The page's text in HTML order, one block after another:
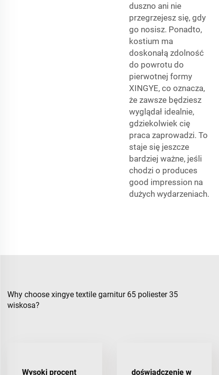
duszno ani nie
przegrzejesz się, gdy
go nosisz. Ponadto,
kostium ma
doskonałą zdolność
do powrotu do
pierwotnej formy
XINGYE, co oznacza,
że zawsze będziesz
wyglądał idealnie,
gdziekolwiek cię
praca zaprowadzi. To
staje się jeszcze
bardziej ważne, jeśli
chodzi o produces
good impression na
dużych wydarzeniach.
Why choose xingye textile garnitur 65 poliester 35
wiskosa?
Wysoki procent
doświadczenie w